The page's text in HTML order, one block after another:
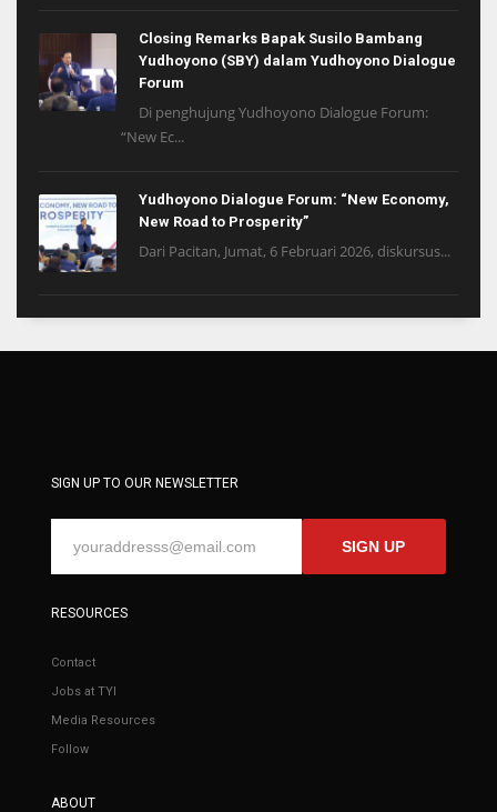
Closing Remarks Bapak Susilo Bambang
Yudhoyono (SBY) dalam Yudhoyono Dialogue
Forum
Di penghujung Yudhoyono Dialogue Forum:
“New Ec...
Yudhoyono Dialogue Forum: “New Economy,
New Road to Prosperity”
Dari Pacitan, Jumat, 6 Februari 2026, diskursus...
SIGN UP TO OUR NEWSLETTER
SIGN UP
RESOURCES
Contact
Jobs at TYI
Media Resources
Follow
ABOUT